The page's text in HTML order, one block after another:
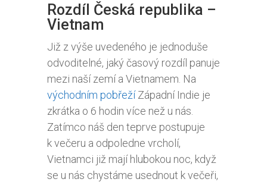
Rozdíl Česká republika –
Vietnam
Již z výše uvedeného je jednoduše
odvoditelné, jaký časový rozdíl panuje
mezi naší zemí a Vietnamem. Na
východním pobřežíZápadní Indie je
zkrátka o 6 hodin více než u nás.
Zatímco náš den teprve postupuje
k večeru a odpoledne vrcholí,
Vietnamci již mají hlubokou noc, když
se u nás chystáme usednout k večeři,